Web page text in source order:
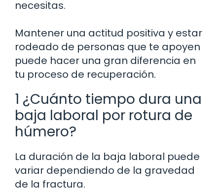
necesitas.
Mantener una actitud positiva y estar
rodeado de personas que te apoyen
puede hacer una gran diferencia en
tu proceso de recuperación.
1 ¿Cuánto tiempo dura una
baja laboral por rotura de
húmero?
La duración de la baja laboral puede
variar dependiendo de la gravedad
de la fractura.